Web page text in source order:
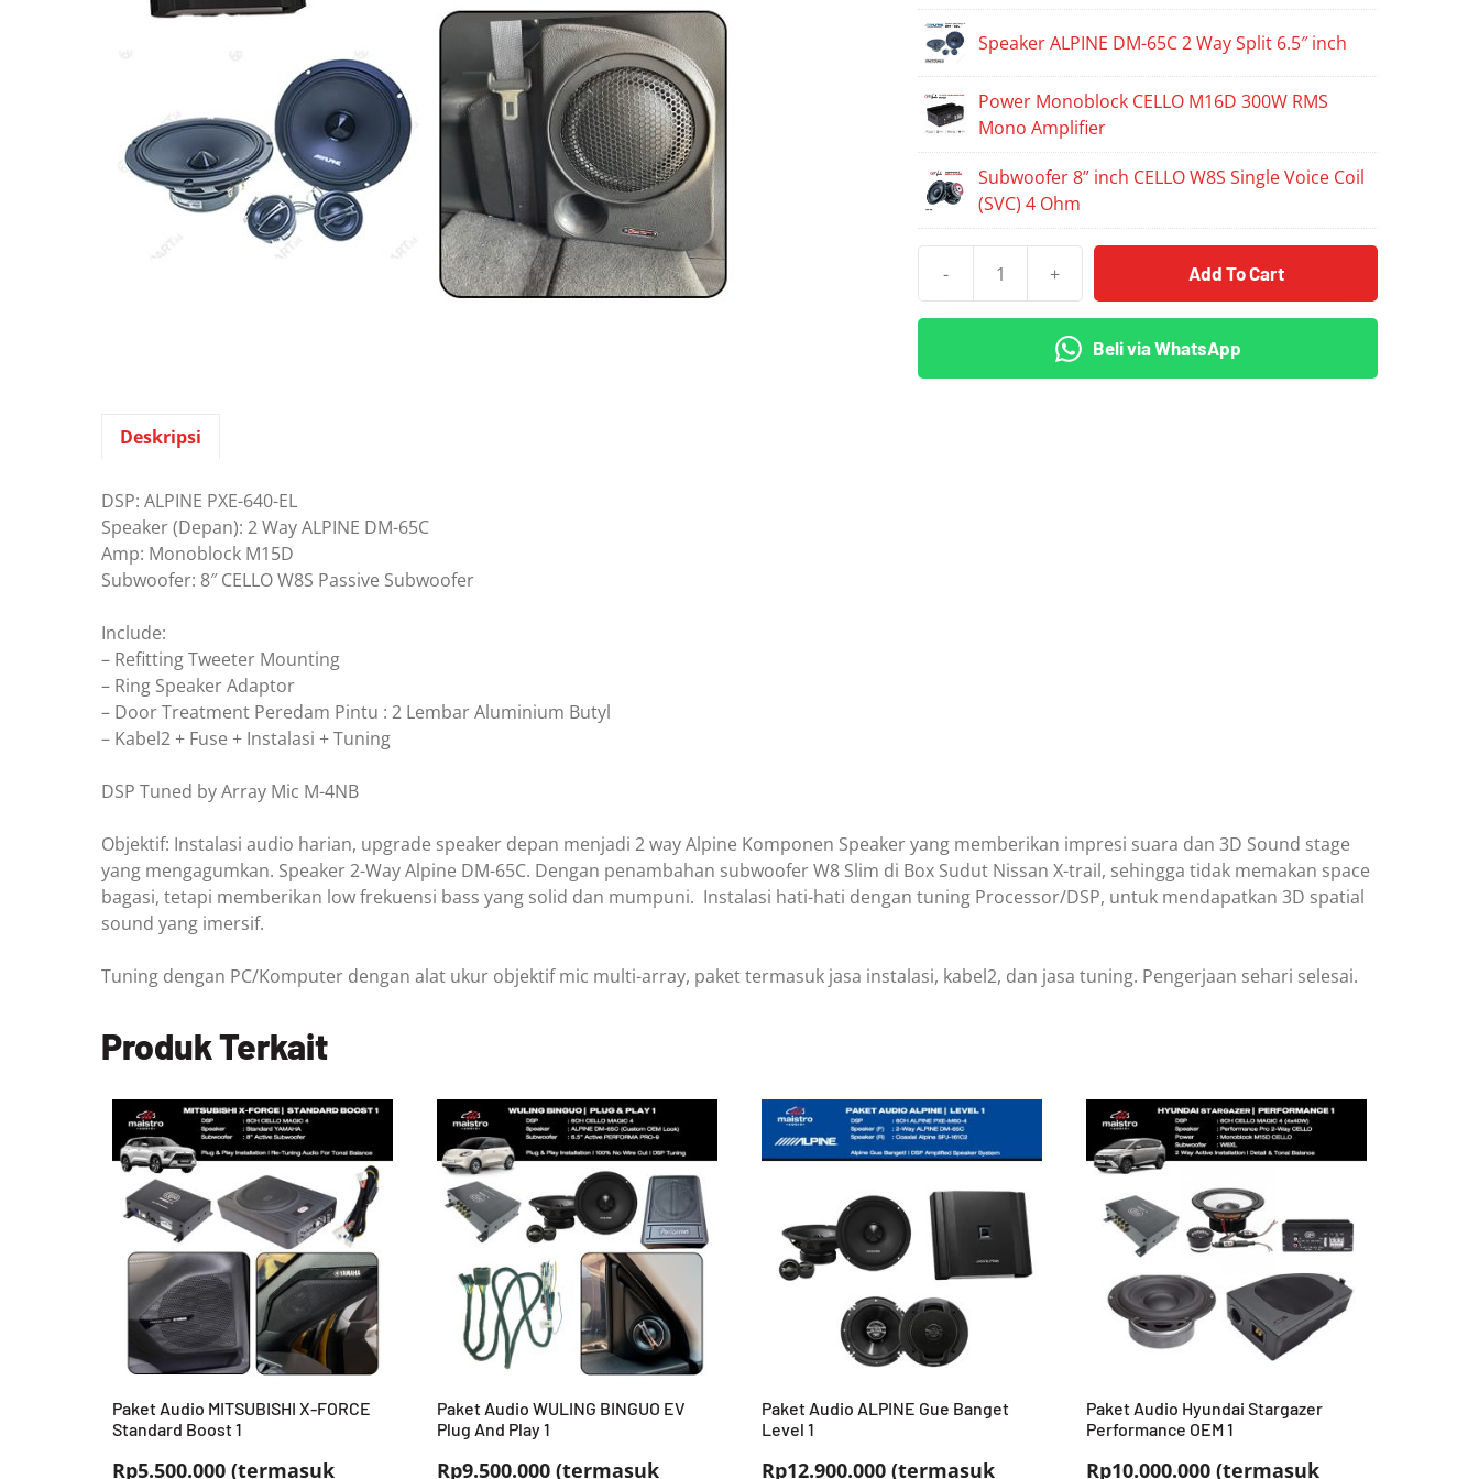
Speaker ALPINE DM-65C 2 Way Split 6.5″ inch
Power Monoblock CELLO M16D 300W RMS
Mono Amplifier
Subwoofer 8” inch CELLO W8S Single Voice Coil
(SVC) 4 Ohm
- + Add To Cart
Beli via WhatsApp
Deskripsi
DSP: ALPINE PXE-640-EL
Speaker (Depan): 2 Way ALPINE DM-65C
Amp: Monoblock M15D
Subwoofer: 8″ CELLO W8S Passive Subwoofer
Include:
– Refitting Tweeter Mounting
– Ring Speaker Adaptor
– Door Treatment Peredam Pintu : 2 Lembar Aluminium Butyl
– Kabel2 + Fuse + Instalasi + Tuning
DSP Tuned by Array Mic M-4NB
Objektif: Instalasi audio harian, upgrade speaker depan menjadi 2 way Alpine Komponen Speaker yang memberikan impresi suara dan 3D Sound stage
yang mengagumkan. Speaker 2-Way Alpine DM-65C. Dengan penambahan subwoofer W8 Slim di Box Sudut Nissan X-trail, sehingga tidak memakan space
bagasi, tetapi memberikan low frekuensi bass yang solid dan mumpuni. Instalasi hati-hati dengan tuning Processor/DSP, untuk mendapatkan 3D spatial
sound yang imersif.
Tuning dengan PC/Komputer dengan alat ukur objektif mic multi-array, paket termasuk jasa instalasi, kabel2, dan jasa tuning. Pengerjaan sehari selesai.
Produk Terkait
Paket Audio MITSUBISHI X-FORCE
Standard Boost 1
Rp5.500.000 (termasuk
Paket Audio WULING BINGUO EV
Plug And Play 1
Rp9.500.000 (termasuk
Paket Audio ALPINE Gue Banget
Level 1
Rp12.900.000 (termasuk
Paket Audio Hyundai Stargazer
Performance OEM 1
Rp10.000.000 (termasuk